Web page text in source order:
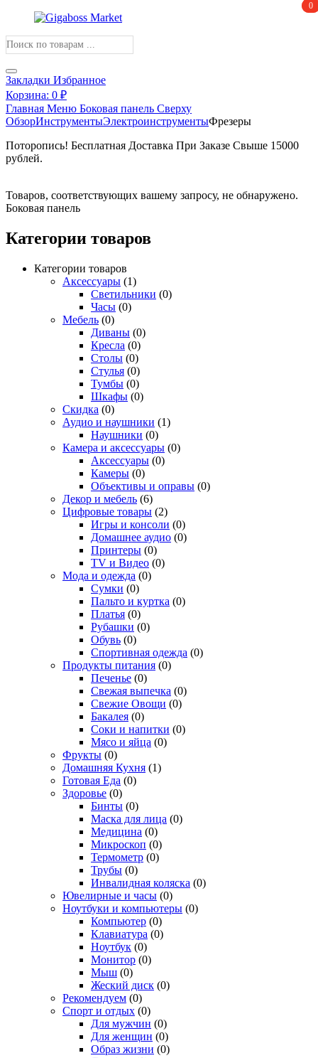
Поиск
товаров
0
Закладки Избранное
0
Корзина: 0 ₽
Главная Меню Боковая панель Сверху
ОбзорИнструментыЭлектроинструментыФрезеры
Поторопись! Бесплатная Доставка При Заказе Свыше 15000
рублей.
Товаров, соответствующих вашему запросу, не обнаружено.
Боковая панель
Категории товаров
Категории товаров
Аксессуары (1)
Светильники (0)
Часы (0)
Мебель (0)
Диваны (0)
Кресла (0)
Столы (0)
Стулья (0)
Тумбы (0)
Шкафы (0)
Скидка (0)
Аудио и наушники (1)
Наушники (0)
Камера и аксессуары (0)
Аксессуары (0)
Камеры (0)
Объективы и оправы (0)
Декор и мебель (6)
Цифровые товары (2)
Игры и консоли (0)
Домашнее аудио (0)
Принтеры (0)
TV и Видео (0)
Мода и одежда (0)
Сумки (0)
Пальто и куртка (0)
Платья (0)
Рубашки (0)
Обувь (0)
Спортивная одежда (0)
Продукты питания (0)
Печенье (0)
Свежая выпечка (0)
Свежие Овощи (0)
Бакалея (0)
Соки и напитки (0)
Мясо и яйца (0)
Фрукты (0)
Домашняя Кухня (1)
Готовая Еда (0)
Здоровье (0)
Бинты (0)
Маска для лица (0)
Медицина (0)
Микроскоп (0)
Термометр (0)
Трубы (0)
Инвалидная коляска (0)
Ювелирные и часы (0)
Ноутбуки и компьютеры (0)
Компьютер (0)
Клавиатура (0)
Ноутбук (0)
Монитор (0)
Мыш (0)
Жеский диск (0)
Рекомендуем (0)
Спорт и отдых (0)
Для мужчин (0)
Для женщин (0)
Образ жизни (0)